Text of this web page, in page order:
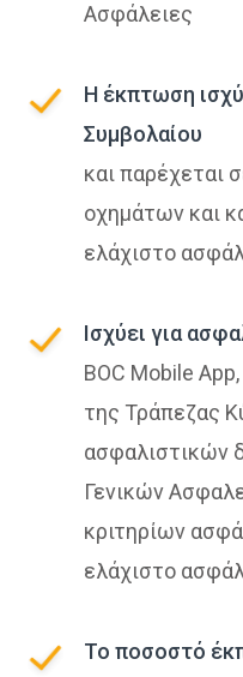
Ασφάλειες
Η έκπτωση
Συμβολαίου
και παρέχεται
οχημάτων και
ελάχιστο
Ισχύει για
BOC Mobile
της Τράπεζας
ασφαλιστικών
Γενικών
κριτηρίων
ελάχιστο
Το ποσοστό